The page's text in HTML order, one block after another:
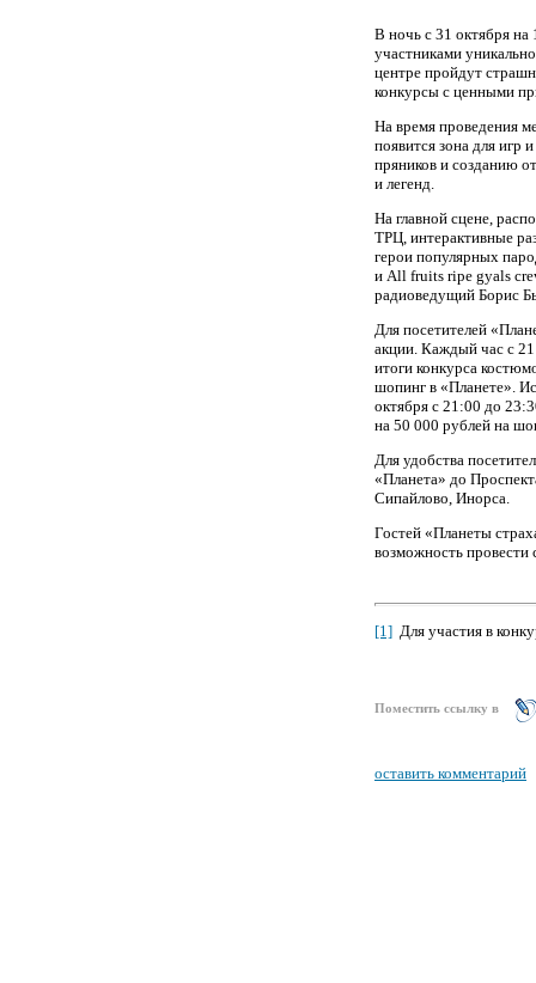
В ночь с 31 октября на
участниками
центре пройдут
конкурсы с ценными
На время проведения
появится зона для игр
пряников и созданию
и легенд.
На главной сцене,
ТРЦ, интерактивные
герои популярных
и All fruits ripe gyals
радиоведущий Борис
Для посетителей
акции. Каждый час с
итоги конкурса
шопинг в «Планете».
октября с 21:00 до
на 50 000 рублей на
Для удобства
«Планета» до
Сипайлово, Инорса.
Гостей «Планеты
возможность провести
[1] Для участия в
Поместить ссылку в
оставить комментарий